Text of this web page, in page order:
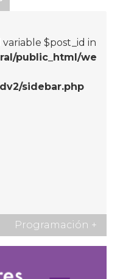
$post_id in
public_html/we
sidebar.php
Programación +